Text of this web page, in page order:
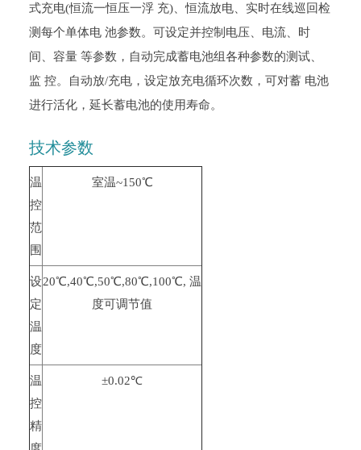
式充电(恒流一恒压一浮 充)、恒流放电、实时在线巡回检
测每个单体电 池参数。可设定并控制电压、电流、时
间、容量 等参数，自动完成蓄电池组各种参数的测试、
监 控。自动放/充电，设定放充电循环次数，可对蓄 电池
进行活化，延长蓄电池的使用寿命。
技术参数
温
控
范
围
室温~150℃
设
定
温
度
20℃,40℃,50℃,80℃,100℃, 温
度可调节值
温
控
精
±0.02℃